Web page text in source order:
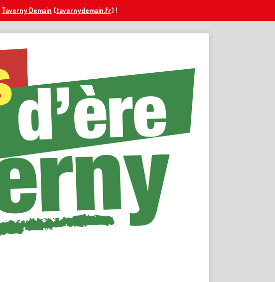
Taverny Demain (tavernydemain.fr) !